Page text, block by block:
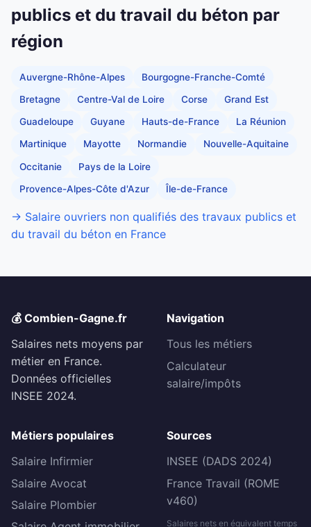
publics et du travail du béton par
région
Auvergne-Rhône-Alpes Bourgogne-Franche-Comté
Bretagne Centre-Val de Loire Corse Grand Est
Guadeloupe Guyane Hauts-de-France La Réunion
Martinique Mayotte Normandie Nouvelle-Aquitaine
Occitanie Pays de la Loire
Provence-Alpes-Côte d'Azur Île-de-France
→ Salaire ouvriers non qualifiés des travaux publics et
du travail du béton en France
💰 Combien-Gagne.fr
Salaires nets moyens par
métier en France.
Données officielles
INSEE 2024.
Navigation
Tous les métiers
Calculateur
salaire/impôts
Métiers populaires
Salaire Infirmier
Salaire Avocat
Salaire Plombier
Sources
INSEE (DADS 2024)
France Travail (ROME
v460)
Salaires nets en équivalent temps